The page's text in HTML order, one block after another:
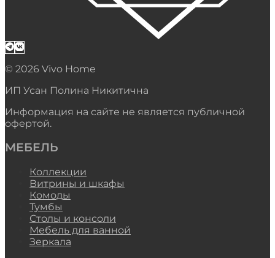
© 2026 Vivo Home
ИП Усан Полина Никитична
Информация на сайте не является публичной
офертой.
МЕБЕЛЬ
Коллекции
Витрины и шкафы
Комоды
Тумбы
Столы и консоли
Мебель для ванной
Зеркала